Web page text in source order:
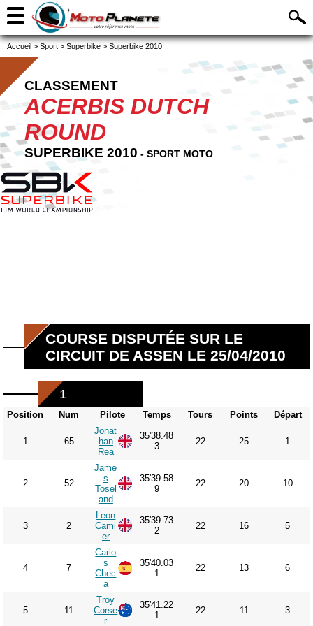
Accueil > Sport > Superbike > Superbike 2010
CLASSEMENT
ACERBIS DUTCH
ROUND
SUPERBIKE 2010 - SPORT MOTO
COURSE DISPUTÉE SUR LE
CIRCUIT DE ASSEN LE 25/04/2010
1
Position Num Pilote Temps Tours Points Départ
1 65
Jonat
han
Rea
35'38.48
3
22 25 1
2 52
Jame
s
Tosel
and
35'39.58
9
22 20 10
3 2
Leon
Cami
er
35'39.73
2
22 16 5
4 7
Carlo
s
Chec
a
35'40.03
1
22 13 6
5 11
Troy
Corse
r
35'41.22
1
22 11 3